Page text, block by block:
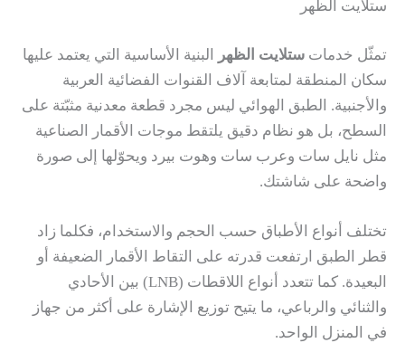
ستلايت الظهر
تمثّل خدمات ستلايت الظهر
البنية الأساسية التي يعتمد عليها
سكان المنطقة لمتابعة آلاف القنوات الفضائية العربية
والأجنبية. الطبق الهوائي ليس مجرد قطعة معدنية مثبّتة على
السطح، بل هو نظام دقيق يلتقط موجات الأقمار الصناعية
مثل نايل سات وعرب سات وهوت بيرد ويحوّلها إلى صورة
واضحة على شاشتك.
تختلف أنواع الأطباق حسب الحجم والاستخدام، فكلما زاد
قطر الطبق ارتفعت قدرته على التقاط الأقمار الضعيفة أو
البعيدة. كما تتعدد أنواع اللاقطات (LNB) بين الأحادي
والثنائي والرباعي، ما يتيح توزيع الإشارة على أكثر من جهاز
في المنزل الواحد.